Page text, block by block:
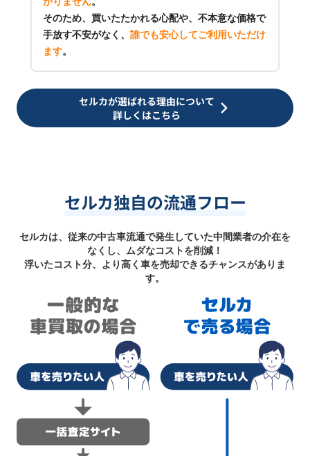
そのため、買いたたかれる心配や、不本意な価格で
手放す不安がなく、 誰でも安心してご利用いただけ
ます。
セルカが選ばれる理由について
詳しくはこちら
セルカ独自の流通フロー
セルカは、従来の中古車流通で発生していた中間業者の介在を
なくし、ムダなコストを削減！
浮いたコスト分、より高く車を売却できるチャンスがありま
す。